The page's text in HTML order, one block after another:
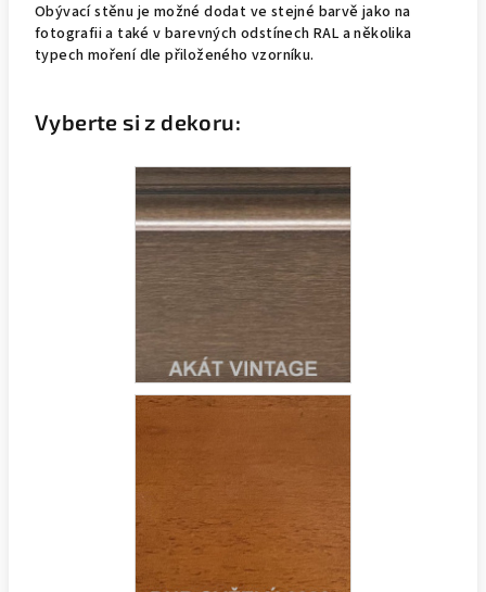
Obývací stěnu je možné dodat ve stejné barvě jako na
fotografii a také v barevných odstínech RAL a několika
typech moření dle přiloženého vzorníku.
Vyberte si z dekoru: